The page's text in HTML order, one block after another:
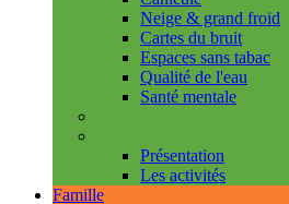
Neige & grand froid
Cartes du bruit
Espaces sans tabac
Qualité de l'eau
Santé mentale
Présentation
Les activités
Famille